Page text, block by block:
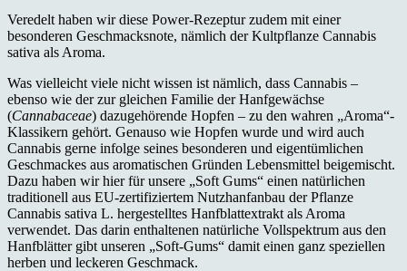
Veredelt haben wir diese Power-Rezeptur zudem mit einer
besonderen Geschmacksnote, nämlich der Kultpflanze Cannabis
sativa als Aroma.
Was vielleicht viele nicht wissen ist nämlich, dass Cannabis –
ebenso wie der zur gleichen Familie der Hanfgewächse
(Cannabaceae) dazugehörende Hopfen – zu den wahren „Aroma“-
Klassikern gehört. Genauso wie Hopfen wurde und wird auch
Cannabis gerne infolge seines besonderen und eigentümlichen
Geschmackes aus aromatischen Gründen Lebensmittel beigemischt.
Dazu haben wir hier für unsere „Soft Gums“ einen natürlichen
traditionell aus EU-zertifiziertem Nutzhanfanbau der Pflanze
Cannabis sativa L. hergestelltes Hanfblattextrakt als Aroma
verwendet. Das darin enthaltenen natürliche Vollspektrum aus den
Hanfblätter gibt unseren „Soft-Gums“ damit einen ganz speziellen
herben und leckeren Geschmack.